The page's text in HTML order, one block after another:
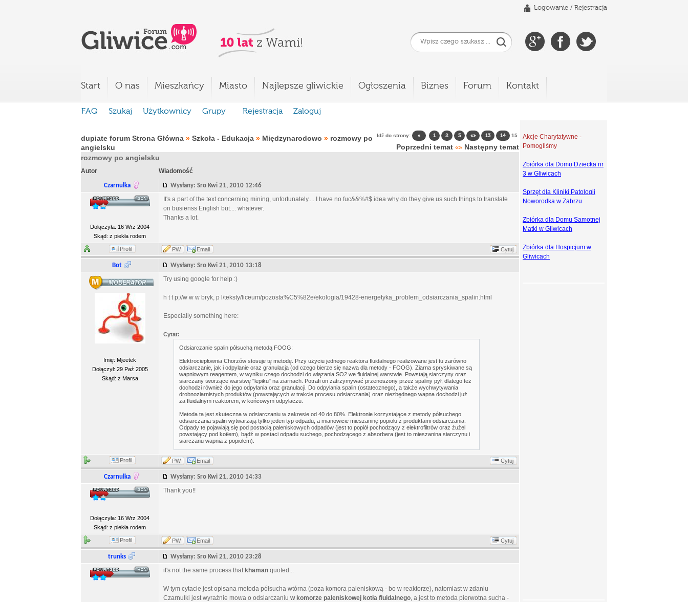
Logowanie / Rejestracja
Start O nas Mieszkańcy Miasto Najlepsze gliwickie Ogłoszenia Biznes Forum Kontakt
FAQ Szukaj Użytkownicy Grupy Rejestracja Zaloguj
dupiate forum Strona Główna » Szkoła - Edukacja » Międzynarodowo » rozmowy po
angielsku
Idź do strony: « 1 2 3 «» 13 14 15
Poprzedni temat «» Następny temat
rozmowy po angielsku
Autor Wiadomość
Czarnulka Wysłany: Sro Kwi 21, 2010 12:46
Dołączyła: 16 Wrz 2004
Skąd: z piekła rodem
It's a part of the text concerning mining, unfortunately.... I have no fuc&&%#$ idea why do they give us such things to translate
on busienss English but.... whatever.
Thanks a lot.
Profil PW Email Cytuj
Bot Wysłany: Sro Kwi 21, 2010 13:18
Imię: Mjeetek
Dołączył: 29 Paź 2005
Skąd: z Marsa
Try using google for help :)
h t t p;//w w w bryk, p l/teksty/liceum/pozosta%C5%82e/ekologia/19428-energetyka_problem_odsiarczania_spalin.html
Especially something here:
Cytat:
Odsiarczanie spalin półsuchą metodą FOOG:
Elektrociepłownia Chorzów stosuje tę metodę. Przy użyciu jednego reaktora fluidalnego realizowane jest tu zarówno
odsiarczanie, jak i odpylanie oraz granulacja (od czego bierze się nazwa dla metody - FOOG). Ziarna spryskiwane są
wapniowym reagentem, w wyniku czego dochodzi do wiązania SO2 we fluidalnej warstwie. Powstają siarczyny oraz
siarczany tworzące warstwę "lepiku" na ziarnach. Potrafi on zatrzymywać przenoszony przez spaliny pył, dlatego też
dochodzi również do jego odpylania oraz granulacji. Do odpylania spalin (ostatecznego), a także wychwytywania
drobnoziarnistych produktów (powstających w trakcie procesu odsiarczania) oraz niezbędnego wapna dochodzi już
za fluidalnym reaktorem, w końcowym odpylaczu.
Metoda ta jest skuteczna w odsiarczaniu w zakresie od 40 do 80%. Elektronie korzystające z metody półsuchego
odsiarczania spalin wytwarzają tylko jeden typ odpadu, a mianowicie mieszaninę popiołu z produktami odsiarczania.
Odpady te pojawiają się pod postacią paleniskowych odpadów (jest to popiół pochodzący z elektrofiltrów oraz żużel
powstający pod kotłem), bądź w postaci odpadu suchego, pochodzącego z absorbera (jest to mieszanina siarczynu i
siarczanu wapnia z popiołem).
Profil PW Email Cytuj
Czarnulka Wysłany: Sro Kwi 21, 2010 14:33
Dołączyła: 16 Wrz 2004
Skąd: z piekła rodem
Thank you!!
Profil PW Email Cytuj
trunks Wysłany: Sro Kwi 21, 2010 23:28
it's not the same process that khaman quoted...
W tym cytacie jest opisana metoda półsucha wtórna (poza komora paleniskową - bo w reaktorze), natomiast w zdaniu
Czarnulki jest wyraźnie mowa o odsiarczaniu w komorze paleniskowej kotła fluidalnego, a jest to metoda pierwotna sucha -
Akcje Charytatywne -
Pomogliśmy
Zbiórka dla Domu Dziecka nr
3 w Gliwicach
Sprzęt dla Kliniki Patologii
Noworodka w Zabrzu
Zbiórka dla Domu Samotnej
Matki w Gliwicach
Zbiórka dla Hospicjum w
Gliwicach